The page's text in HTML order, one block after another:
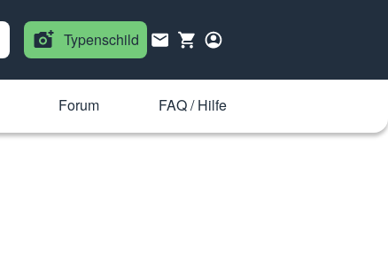
Typenschild
Forum FAQ / Hilfe